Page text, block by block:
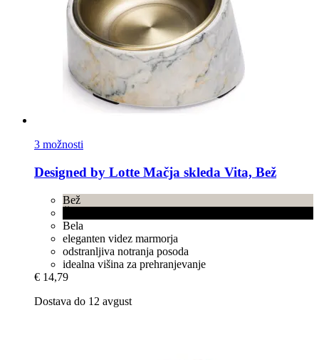
3 možnosti
Designed by Lotte Mačja skleda Vita, Bež
Bež
Bela
eleganten videz marmorja
odstranljiva notranja posoda
idealna višina za prehranjevanje
€ 14,79
Dostava do 12 avgust